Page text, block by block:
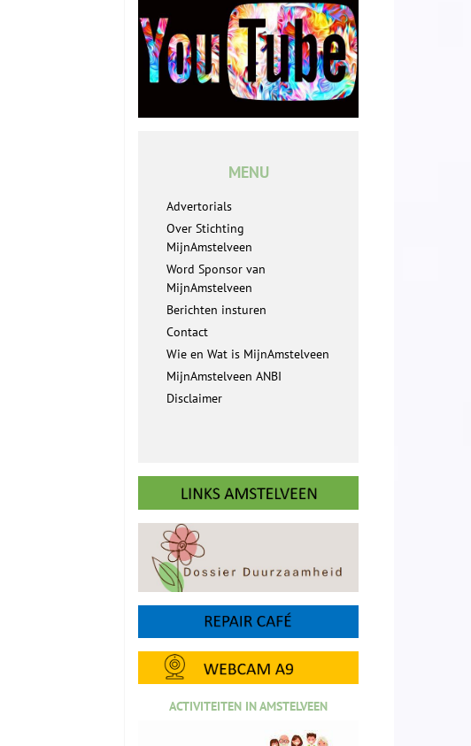
MENU
Advertorials
Over Stichting
MijnAmstelveen
Word Sponsor van
MijnAmstelveen
Berichten insturen
Contact
Wie en Wat is MijnAmstelveen
MijnAmstelveen ANBI
Disclaimer
ACTIVITEITEN IN AMSTELVEEN